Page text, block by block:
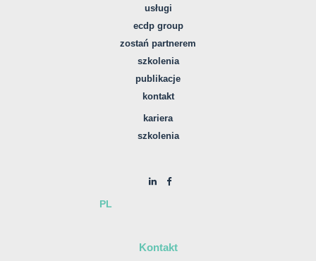
usługi
ecdp group
zostań partnerem
szkolenia
publikacje
kontakt
kariera
szkolenia
PL
Kontakt